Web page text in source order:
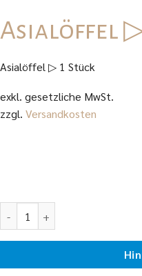
Asialöffel ▷
Asialöffel ▷ 1 Stück
exkl. gesetzliche MwSt.
zzgl. Versandkosten